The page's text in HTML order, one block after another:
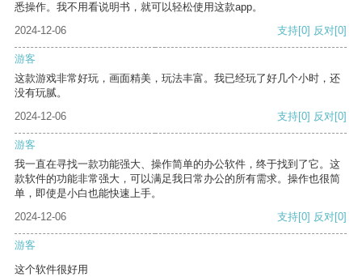
悉操作。我不用看说明书，就可以轻松使用这款app。
2024-12-06
支持[0] 反对[0]
游客
这款游戏非常好玩，画面精美，玩法丰富。我已经玩了好几个小时，还
没有玩腻。
2024-12-06
支持[0] 反对[0]
游客
我一直在寻找一款功能强大、操作简单的办公软件，终于找到了它。这
款软件的功能非常强大，可以满足我日常办公的所有需求。操作也很简
单，即使是小白也能快速上手。
2024-12-06
支持[0] 反对[0]
游客
这个软件很好用